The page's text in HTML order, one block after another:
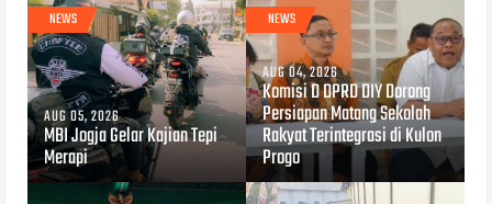
NEWS
AUG 05, 2026
MBI Jogja Gelar Kajian Tepi
Merapi
NEWS
AUG 04, 2026
Komisi D DPRD DIY Dorong
Persiapan Matang Sekolah
Rakyat Terintegrasi di Kulon
Progo